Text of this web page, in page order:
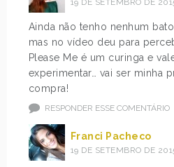
19 DE SETEMBRO DE
Ainda não tenho nenhum
mas no vídeo deu para
Please Me é um curinga e
experimentar… vai ser minha
compra!
RESPONDER ESSE COMENTÁRIO
Franci Pacheco
19 DE SETEMBRO DE